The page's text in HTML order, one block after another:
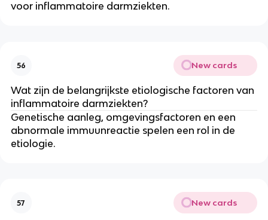
voor inflammatoire darmziekten.
56 New cards
Wat zijn de belangrijkste etiologische factoren van
inflammatoire darmziekten?
Genetische aanleg, omgevingsfactoren en een
abnormale immuunreactie spelen een rol in de
etiologie.
57 New cards